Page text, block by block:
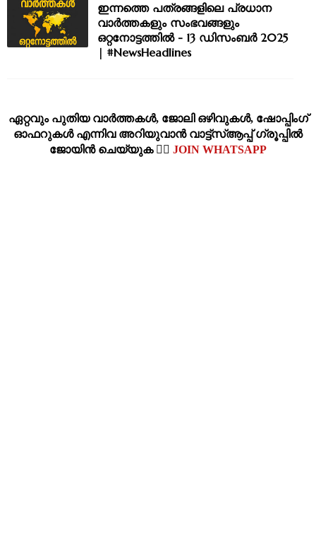
ഇന്നത്തെ പത്രങ്ങളിലെ പ്രധാന
വാർത്തകളും സംഭവങ്ങളും
ഒറ്റനോട്ടത്തിൽ - 13 ഡിസംബർ 2025
| #NewsHeadlines
ഏറ്റവും പുതിയ വാര്‍ത്തകള്‍, ജോലി ഒഴിവുകള്‍, ഷോപ്പിംഗ്‌
ഓഫറുകള്‍ എന്നിവ അറിയുവാന്‍ വാട്ട്സ്ആപ്പ് ഗ്രൂപ്പില്‍
ജോയിന്‍ ചെയ്യുക 👉🏽 JOIN WHATSAPP